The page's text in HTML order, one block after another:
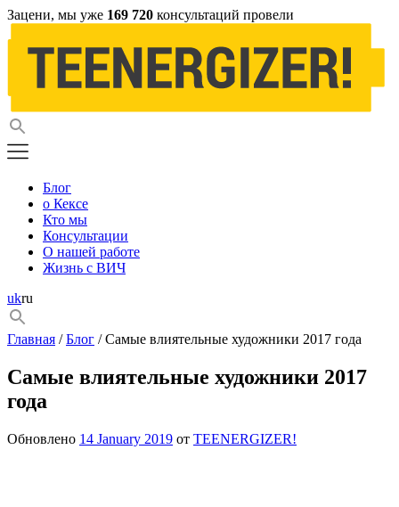
Зацени, мы уже 169 720 консультаций провели
Блог
о Кексе
Кто мы
Консультации
О нашей работе
Жизнь с ВИЧ
ukru
Главная /Блог / Самые влиятельные художники 2017 года
Самые влиятельные художники 2017
года
Обновлено 14 January 2019 от TEENERGIZER!